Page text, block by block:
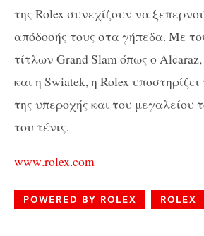
της Rolex συνεχίζουν να
απόδοσής τους στα γήπεδα. Με
τίτλων Grand Slam όπως ο Alcaraz
και η Swiatek, η Rolex
της υπεροχής και του μεγαλείου
του τένις.
www.rolex.com
POWERED BY ROLEX ROLEX